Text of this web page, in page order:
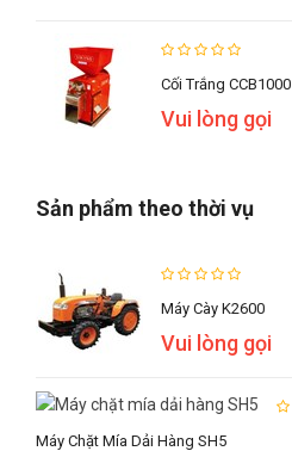
Cối Trắng CCB1000
Vui lòng gọi
Sản phẩm theo thời vụ
Máy Cày K2600
Vui lòng gọi
Máy Chặt Mía Dải Hàng SH5